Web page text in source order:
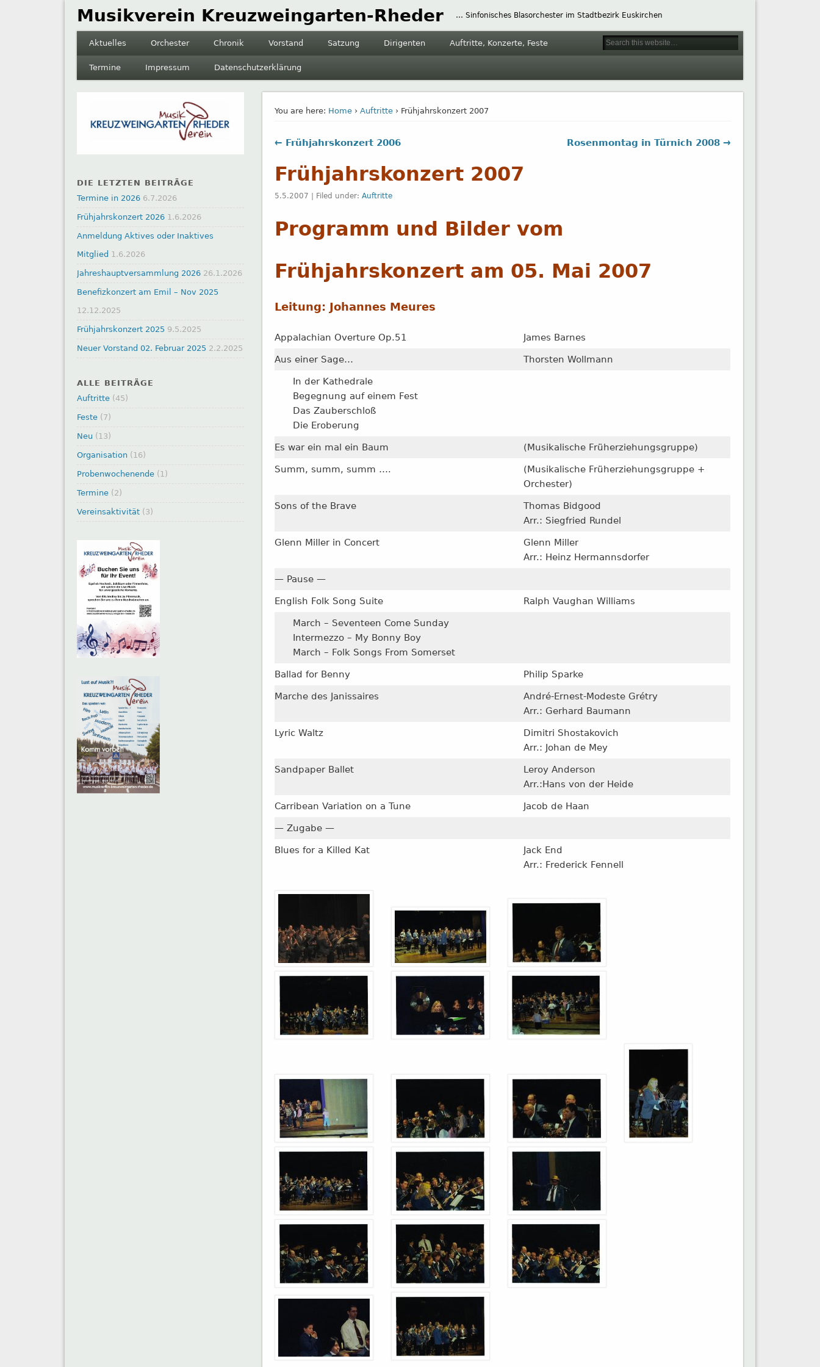
Musikverein Kreuzweingarten-Rheder … Sinfonisches Blasorchester im Stadtbezirk Euskirchen
Aktuelles Orchester Chronik Vorstand Satzung Dirigenten Auftritte, Konzerte, Feste
Termine Impressum Datenschutzerklärung
You are here: Home ›Auftritte › Frühjahrskonzert 2007
← Frühjahrskonzert 2006 Rosenmontag in Türnich 2008 →
Frühjahrskonzert 2007
5.5.2007 | Filed under:Auftritte
Programm und Bilder vom
Frühjahrskonzert am 05. Mai 2007
Leitung: Johannes Meures
Appalachian Overture Op.51
James Barnes
Aus einer Sage…
Thorsten Wollmann
In der Kathedrale
Begegnung auf einem Fest
Das Zauberschloß
Die Eroberung
Es war ein mal ein Baum
(Musikalische Früherziehungsgruppe)
Summ, summ, summ ….
(Musikalische Früherziehungsgruppe +
Orchester)
Sons of the Brave
Thomas Bidgood
Arr.: Siegfried Rundel
Glenn Miller in Concert
Glenn Miller
Arr.: Heinz Hermannsdorfer
— Pause —
English Folk Song Suite
Ralph Vaughan Williams
March – Seventeen Come Sunday
Intermezzo – My Bonny Boy
March – Folk Songs From Somerset
Ballad for Benny
Philip Sparke
Marche des Janissaires
André-Ernest-Modeste Grétry
Arr.: Gerhard Baumann
Lyric Waltz
Dimitri Shostakovich
Arr.: Johan de Mey
Sandpaper Ballet
Leroy Anderson
Arr.:Hans von der Heide
Carribean Variation on a Tune
Jacob de Haan
— Zugabe —
Blues for a Killed Kat
Jack End
Arr.: Frederick Fennell
DIE LETZTEN BEITRÄGE
Termine in 2026 6.7.2026
Frühjahrskonzert 2026 1.6.2026
Anmeldung Aktives oder Inaktives
Mitglied 1.6.2026
Jahreshauptversammlung 2026 26.1.2026
Benefizkonzert am Emil – Nov 2025
12.12.2025
Frühjahrskonzert 2025 9.5.2025
Neuer Vorstand 02. Februar 2025 2.2.2025
ALLE BEITRÄGE
Auftritte(45)
Feste(7)
Neu (13)
Organisation(16)
Probenwochenende(1)
Termine(2)
Vereinsaktivität(3)